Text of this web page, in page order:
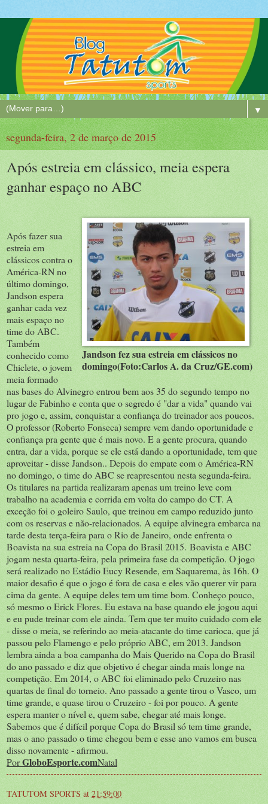
▼
segunda-feira, 2 de março de 2015
Após estreia em clássico, meia espera
ganhar espaço no ABC
Jandson fez sua estreia em clássicos no
domingo(Foto:Carlos A. da Cruz/GE.com)
Após fazer sua
estreia em
clássicos contra o
América-RN no
último domingo,
Jandson espera
ganhar cada vez
mais espaço no
time do ABC.
Também
conhecido como
Chiclete, o jovem
meia formado
nas bases do Alvinegro entrou bem aos 35 do segundo tempo no
lugar de Fabinho e conta que o segredo é "dar a vida" quando vai
pro jogo e, assim, conquistar a confiança do treinador aos poucos.
O professor (Roberto Fonseca) sempre vem dando oportunidade e
confiança pra gente que é mais novo. E a gente procura, quando
entra, dar a vida, porque se ele está dando a oportunidade, tem que
aproveitar - disse Jandson.. Depois do empate com o América-RN
no domingo, o time do ABC se reapresentou nesta segunda-feira.
Os titulares na partida realizaram apenas um treino leve com
trabalho na academia e corrida em volta do campo do CT. A
exceção foi o goleiro Saulo, que treinou em campo reduzido junto
com os reservas e não-relacionados. A equipe alvinegra embarca na
tarde desta terça-feira para o Rio de Janeiro, onde enfrenta o
Boavista na sua estreia na Copa do Brasil 2015. Boavista e ABC
jogam nesta quarta-feira, pela primeira fase da competição. O jogo
será realizado no Estádio Eucy Resende, em Saquarema, às 16h. O
maior desafio é que o jogo é fora de casa e eles vão querer vir para
cima da gente. A equipe deles tem um time bom. Conheço pouco,
só mesmo o Erick Flores. Eu estava na base quando ele jogou aqui
e eu pude treinar com ele ainda. Tem que ter muito cuidado com ele
- disse o meia, se referindo ao meia-atacante do time carioca, que já
passou pelo Flamengo e pelo próprio ABC, em 2013. Jandson
lembra ainda a boa campanha do Mais Querido na Copa do Brasil
do ano passado e diz que objetivo é chegar ainda mais longe na
competição. Em 2014, o ABC foi eliminado pelo Cruzeiro nas
quartas de final do torneio. Ano passado a gente tirou o Vasco, um
time grande, e quase tirou o Cruzeiro - foi por pouco. A gente
espera manter o nível e, quem sabe, chegar até mais longe.
Sabemos que é difícil porque Copa do Brasil só tem time grande,
mas o ano passado o time chegou bem e esse ano vamos em busca
disso novamente - afirmou.
PorGloboEsporte.comNatal
TATUTOM SPORTS at 21:59:00